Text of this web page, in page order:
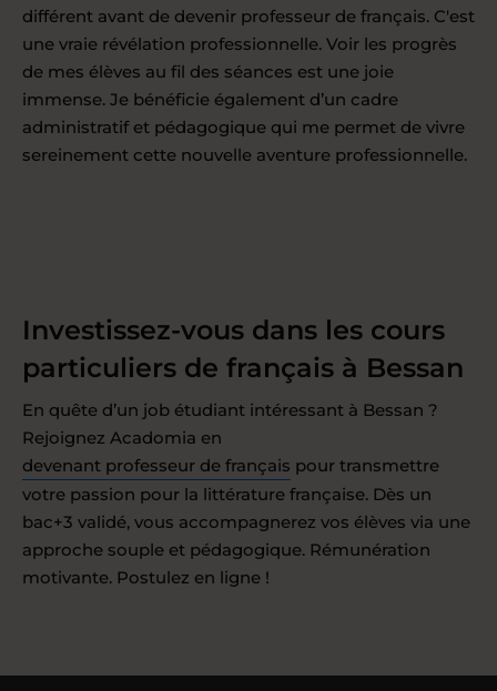
différent avant de devenir professeur de français. C'est
une vraie révélation professionnelle. Voir les progrès
de mes élèves au fil des séances est une joie
immense. Je bénéficie également d’un cadre
administratif et pédagogique qui me permet de vivre
sereinement cette nouvelle aventure professionnelle.
Investissez-vous dans les cours
particuliers de français à Bessan
En quête d’un job étudiant intéressant à Bessan ?
Rejoignez Acadomia en
devenant professeur de français pour transmettre
votre passion pour la littérature française. Dès un
bac+3 validé, vous accompagnerez vos élèves via une
approche souple et pédagogique. Rémunération
motivante. Postulez en ligne !